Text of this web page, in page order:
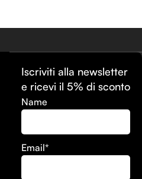
Iscriviti alla newsletter
e ricevi il 5% di sconto
Name
Email*